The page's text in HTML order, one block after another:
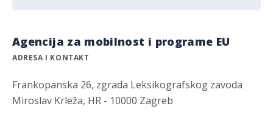
Agencija za mobilnost i programe EU
ADRESA I KONTAKT
Frankopanska 26, zgrada Leksikografskog zavoda
Miroslav Krleža, HR - 10000 Zagreb